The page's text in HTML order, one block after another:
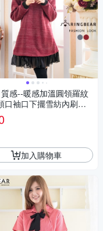
質感--暖感加溫圓領羅紋
口袖口下擺雪紡內刷毛
袖洋裝(灰.紅M-5L)-A24
中大尺碼
加入購物車